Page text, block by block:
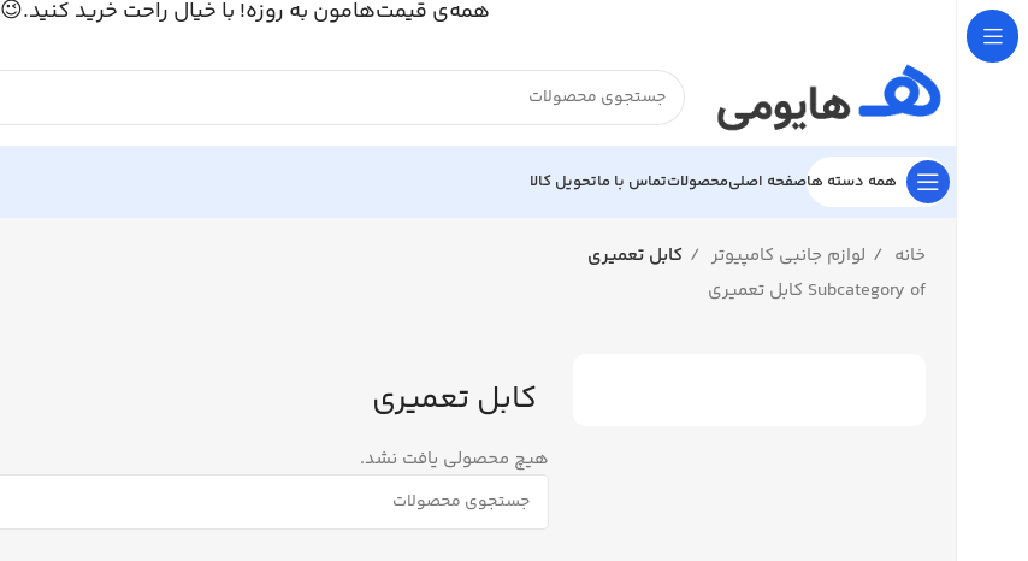
همه‌ی قیمت‌هامون به روزه! با خیال راحت خرید کنید.😉
همه دسته هاصفحه اصلیمحصولاتتماس با ماتحویل کالا
خانه لوازم جانبی کامپیوتر
کابل تعمیری
Subcategory of کابل تعمیری
کابل تعمیری
هیچ محصولی یافت نشد.